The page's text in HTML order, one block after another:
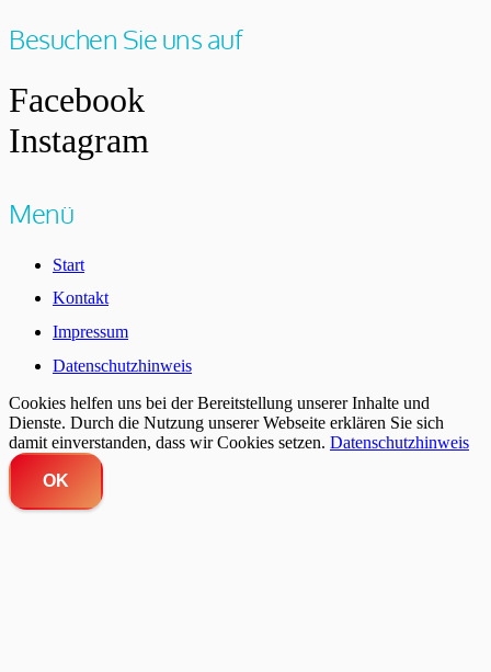
Besuchen Sie uns auf
Facebook
Instagram
Menü
Start
Kontakt
Impressum
Datenschutzhinweis
Cookies helfen uns bei der Bereitstellung unserer Inhalte und
Dienste. Durch die Nutzung unserer Webseite erklären Sie sich
damit einverstanden, dass wir Cookies setzen. Datenschutzhinweis
OK